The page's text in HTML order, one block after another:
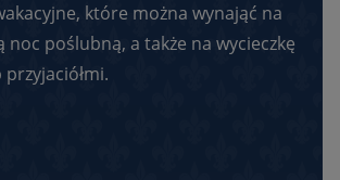
które można wynająć na
noc poślubną, a także na wycieczkę